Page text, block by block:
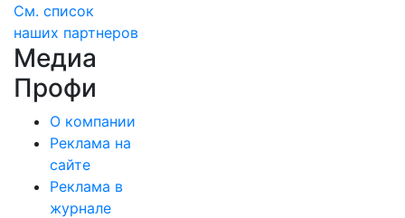
См. список
наших партнеров
Медиа
Профи
О компании
Реклама на
сайте
Реклама в
журнале